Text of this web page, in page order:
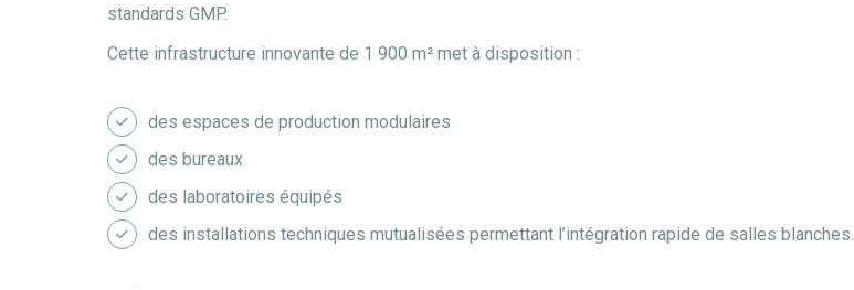
standards GMP.
Cette infrastructure innovante de 1 900 m² met à disposition :
des espaces de production modulaires
des bureaux
des laboratoires équipés
des installations techniques mutualisées permettant l’intégration rapide de salles blanches.